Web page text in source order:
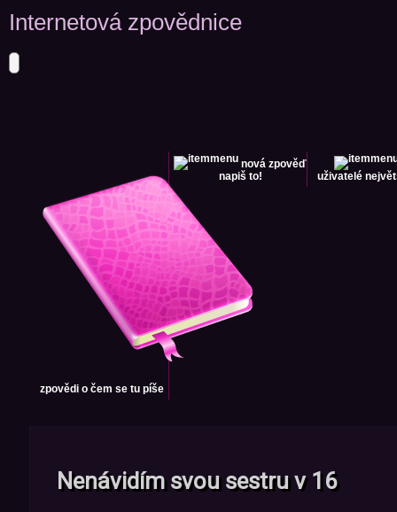
Internetová zpovědnice
zpovědi o čem se tu píše
nová zpověď
napiš to!
uživatelé
Nenávidím svou sestru v 16